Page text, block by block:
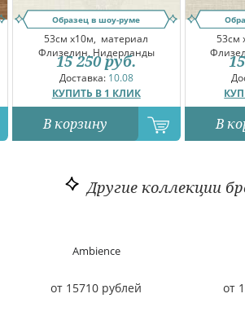
Образец в шоу-руме
53см x10м, материал
Флизелин, Нидерланды
Доставка: 10.08
КУПИТЬ В 1 КЛИК
15 250 руб.
В корзину
53см
В
Другие коллекции
Ambience
от 15710 рублей от